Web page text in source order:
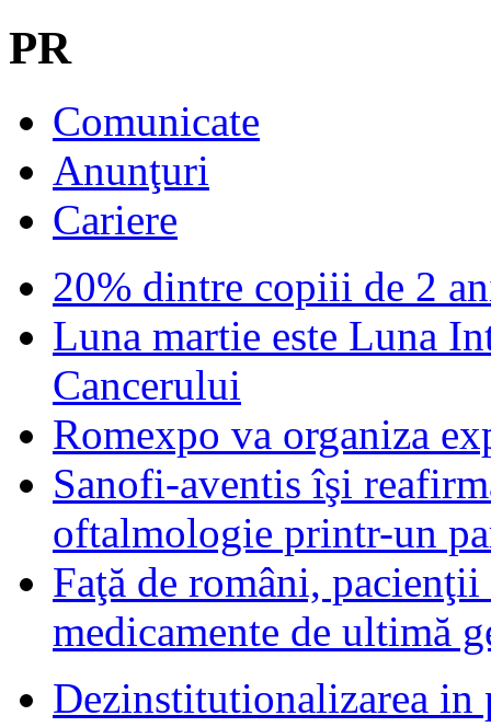
PR
Comunicate
Anunţuri
Cariere
20% dintre copiii de 2
Luna martie este Luna
Cancerului
Romexpo va organiza
Sanofi-aventis îşi
oftalmologie printr-un
Faţă de români, pacienţii
medicamente de ultimă
Dezinstitutionalizarea in